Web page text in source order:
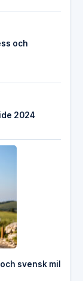
och
2024
svensk mil